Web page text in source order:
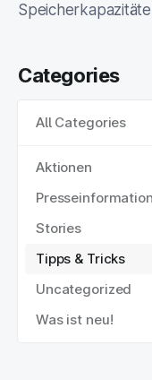
Categories
All Categories
Aktionen
Stories
Tipps & Tricks
Uncategorized
Was ist neu!